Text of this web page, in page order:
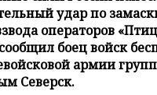
удар по
операторов
боец войск
армии
Северск.